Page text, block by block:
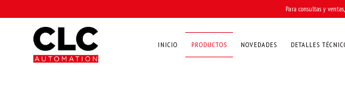
Para consultas y
INICIO PRODUCTOS NOVEDADES DETALLES